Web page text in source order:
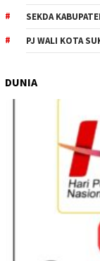
SEKDA
PJ WALI KOTA
DUNIA